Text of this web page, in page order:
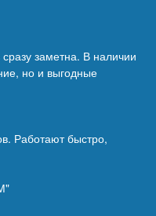
заметна. В наличии
но и выгодные
Работают быстро,